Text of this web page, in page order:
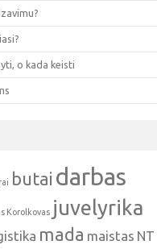
o kada keisti
butai darbas
Korolkovas juvelyrika
mada maistas NT